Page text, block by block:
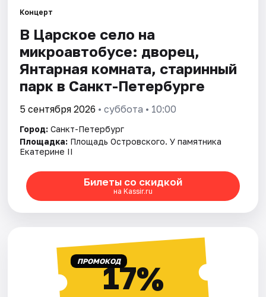
Концерт
В Царское село на
микроавтобусе: дворец,
Янтарная комната, старинный
парк в Санкт-Петербурге
5 сентября 2026 • суббота • 10:00
Город: Санкт-Петербург
Площадка: Площадь Островского. У памятника
Екатерине II
Билеты со скидкой
на Kassir.ru
ПРОМОКОД17%